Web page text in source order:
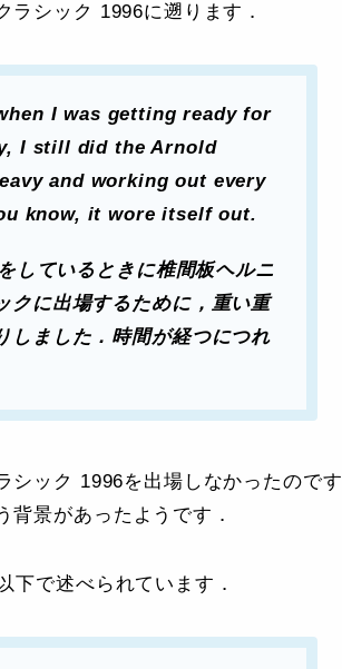
シック 1996に遡ります．
I was getting ready for
I still did the Arnold
and working out every
know, it wore itself out.
しているときに椎間板ヘルニ
クに出場するために，重い重
しました．時間が経つにつれ
シック 1996を出場しなかったのです
背景があったようです．
下で述べられています．